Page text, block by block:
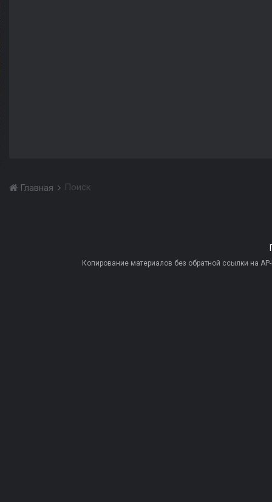
Главная Поиск
Копирование материалов без обратной ссылки на